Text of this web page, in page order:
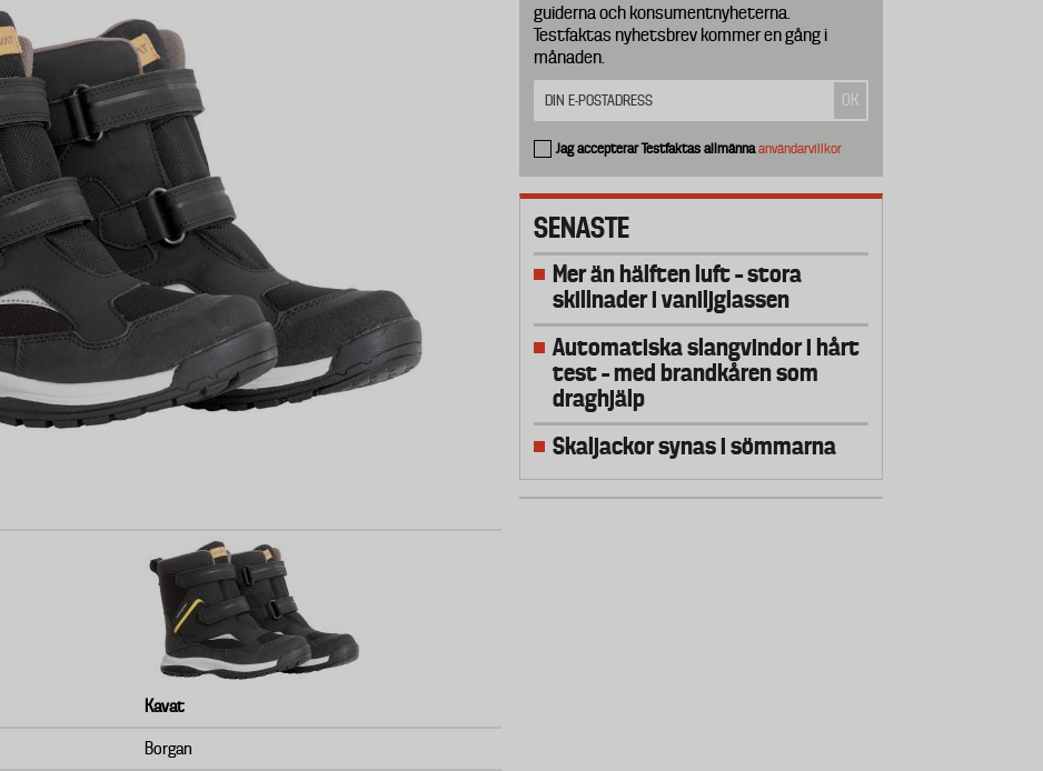
Kavat
Borgan
guiderna och konsumentnyheterna.
Testfaktas nyhetsbrev kommer en gång i
månaden.
Jag accepterar Testfaktas allmännaanvändarvillkor
SENASTE
Mer än hälften luft – stora
skillnader i vaniljglassen
Automatiska slangvindor i hårt
test – med brandkåren som
draghjälp
Skaljackor synas i sömmarna